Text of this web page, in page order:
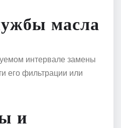
масла
интервале замены
его фильтрации или
и